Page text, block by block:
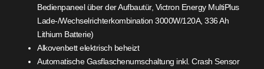
Bedienpaneel über der Aufbautür, Victron Energy MultiPlus
Lade-/Wechselrichterkombination 3000W/120A, 336 Ah
Lithium Batterie)
Alkovenbett elektrisch beheizt
Automatische Gasflaschenumschaltung inkl. Crash Sensor